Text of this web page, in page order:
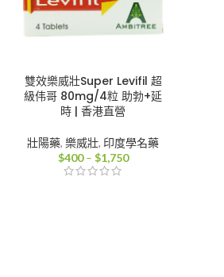
雙效樂威壯Super Levifil 超
級伟哥 80mg/4粒 助勃+延
時 | 香港直營
壯陽藥, 樂威壯, 印度學名藥
$400 – $1,750價